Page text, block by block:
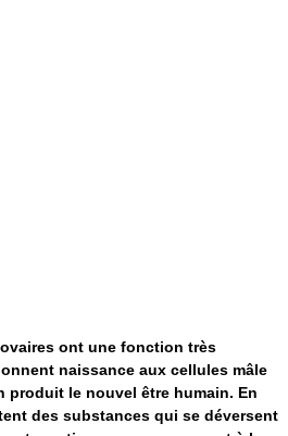
ont une fonction très
naissance aux cellules mâle
produit le nouvel être humain. En
des substances qui se déversent